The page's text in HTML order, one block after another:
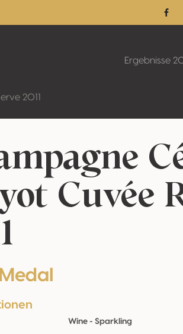
Ergebnisse
2011
Cuvée
Wine - Sparkling